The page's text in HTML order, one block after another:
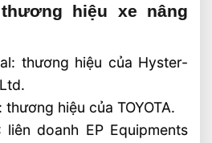
hiệu xe nâng
thương hiệu của Hyster-
hiệu của TOYOTA.
doanh EP Equipments